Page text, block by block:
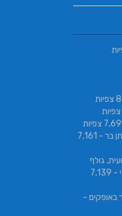
בר
- 7,161
גולף
- 7,139
באופקים -